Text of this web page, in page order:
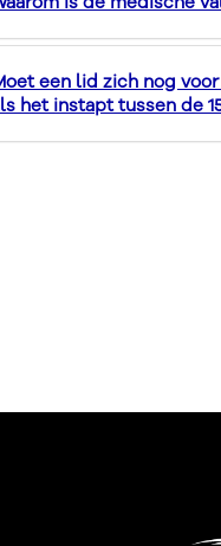
een lid zich nog
het instapt tussen de